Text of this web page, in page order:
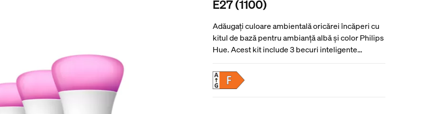
E27 (1100)
Adăugați culoare ambientală oricărei încăperi cu
kitul de bază pentru ambianță albă și color Philips
Hue. Acest kit include 3 becuri inteligente
colorate și o consolă Hue Bridge, care asigură
control deplin asupra luminilor, acces în aplicația
Hue și caracteristici nelimitate.